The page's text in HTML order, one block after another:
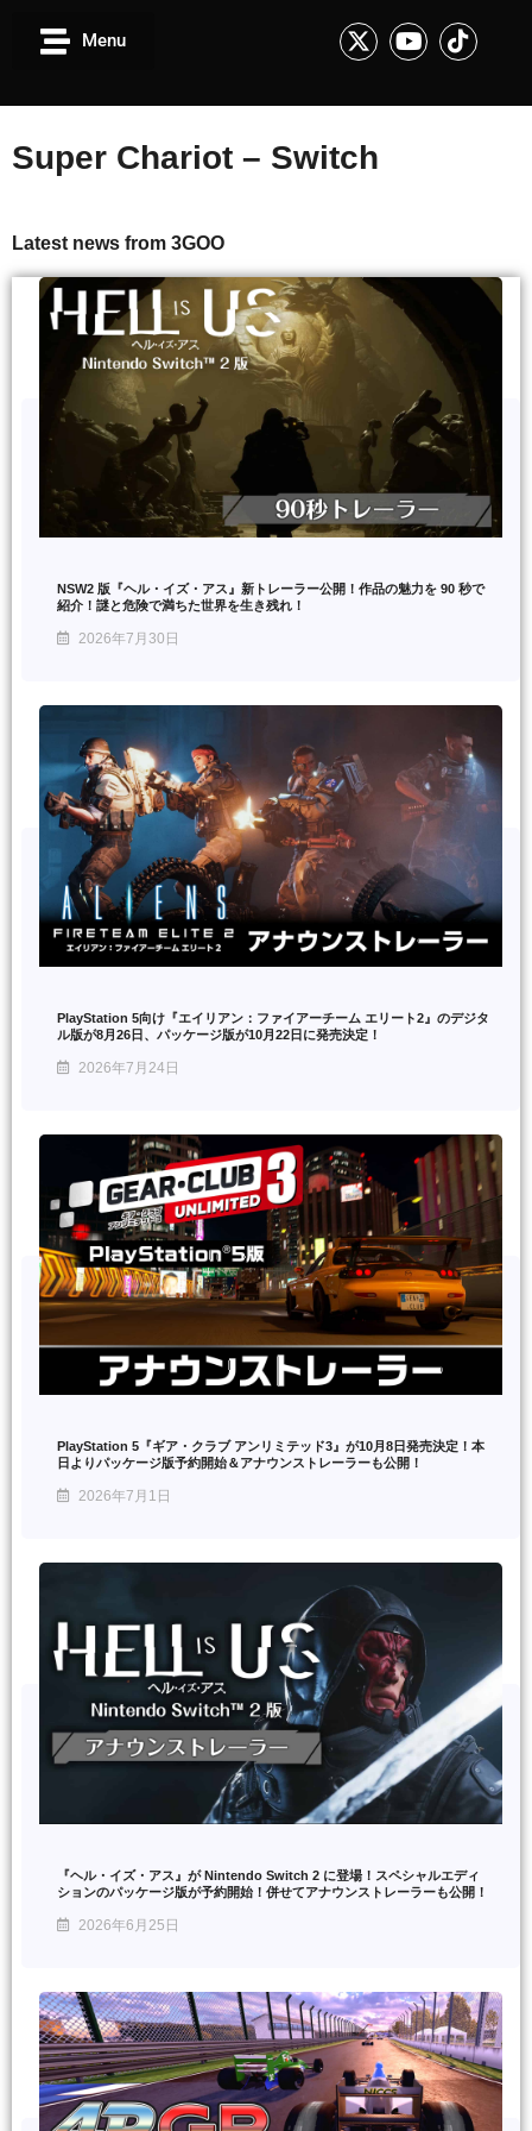
Menu
Super Chariot – Switch
Latest news from 3GOO
NSW2 版『ヘル・イズ・アス』新トレーラー公開！作品の魅力を 90 秒で
紹介！謎と危険で満ちた世界を生き残れ！
2026年7月30日
PlayStation 5向け『エイリアン：ファイアーチーム エリート2』のデジタ
ル版が8月26日、パッケージ版が10月22日に発売決定！
2026年7月24日
PlayStation 5『ギア・クラブ アンリミテッド3』が10月8日発売決定！本
日よりパッケージ版予約開始＆アナウンストレーラーも公開！
2026年7月1日
『ヘル・イズ・アス』が Nintendo Switch 2 に登場！スペシャルエディ
ションのパッケージ版が予約開始！併せてアナウンストレーラーも公開！
2026年6月25日